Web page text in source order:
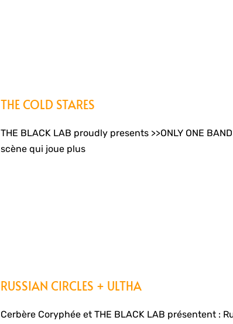
THE COLD STARES
THE BLACK LAB proudly presents >>ONLY ONE
scène qui joue plus
RUSSIAN CIRCLES + ULTHA
Cerbère Coryphée et THE BLACK LAB présentent :